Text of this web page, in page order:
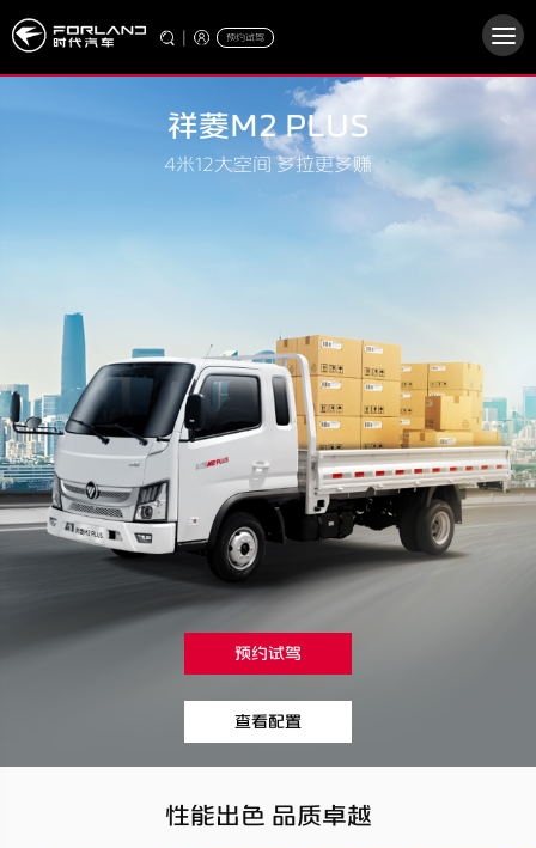
| 预约试驾
祥菱M2 PLUS
4米12大空间 多拉更多赚
预约试驾
查看配置
性能出色 品质卓越